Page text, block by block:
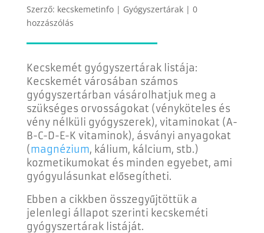
Szerző: kecskemetinfo| Gyógyszertárak| 0
hozzászólás
Kecskemét gyógyszertárak listája:
Kecskemét városában számos
gyógyszertárban vásárolhatjuk meg a
szükséges orvosságokat (vényköteles és
vény nélküli gyógyszerek), vitaminokat (A-
B-C-D-E-K vitaminok), ásványi anyagokat
( magnézium, kálium, kálcium, stb.)
kozmetikumokat és minden egyebet, ami
gyógyulásunkat elősegítheti.
Ebben a cikkben összegyűjtöttük a
jelenlegi állapot szerinti kecskeméti
gyógyszertárak listáját.